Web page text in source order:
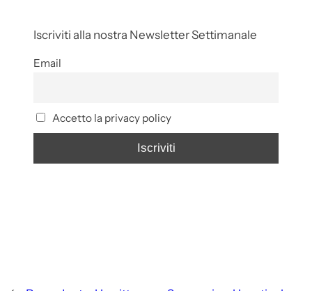
Iscriviti alla nostra Newsletter Settimanale
Email
Accetto la privacy policy